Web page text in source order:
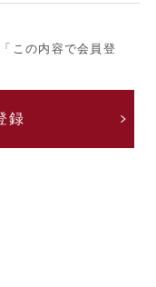
この内容で会員登